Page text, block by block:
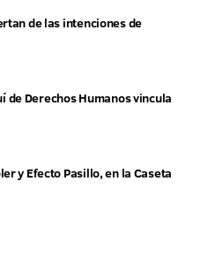
de las intenciones de
de Derechos Humanos vincula
y Efecto Pasillo, en la Caseta